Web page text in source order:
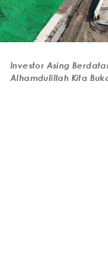
Investor Asing
Alhamdulillah Kita